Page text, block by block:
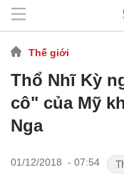
Thế giới
Thổ Nhĩ Kỳ
cô" của Mỹ
Nga
01/12/2018 - 07:54